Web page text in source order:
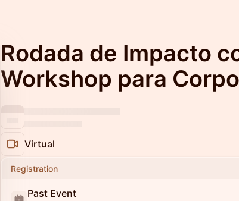
Rodada de Impacto
Workshop para
Virtual
Registration
Past Event